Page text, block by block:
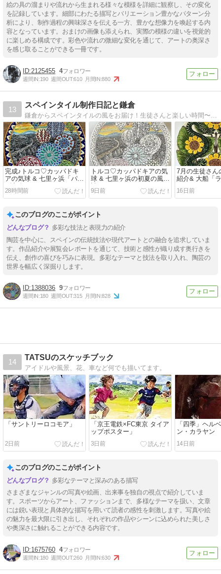
絵の具の溜まりや流れから生まれる様々な模様を詳細に観察し、その変化
を記録しています。細部にわたる描写とバリエーション豊かなパターン分
析により、制作過程の興味深さを伝える一方、豊かな想像力を喚起する内
容となっています。おまけの画像も添えられ、実際の模様の違いを視覚的
に楽しめる構成です。彩色や流れの微細な変化を通じて、アートの奥深さ
を感じ取ることができる一冊です。
2125455 4
週間IN:190 週間OUT:610 月間IN:880
13
スペインタイル制作日記と鎌倉
完成♪トルコ♡カッパドキ
アの気球 & 七里ヶ浜「パン
ダ商会」
28時間前
トルコ♡カッパドキアの気
球 & 七里ヶ浜の初夏の風物
9日前
7月の生徒さん
紹介& 大船「
16日前
このブログのここがポイント
多彩な技法と表現力の紹介
陶芸を中心に、スペインの伝統技法や現代アートとの融合を追求していま
す。作品紹介や展覧会レポートを通じて、技術と感性が織り成す奥行きを
伝え、創作の喜びを巧みに表現。多彩なテーマと技法を取り入れ、陶芸の
世界を幅広く深掘りします。
1388036 9
週間IN:180 週間OUT:315 月間IN:828
14
TATSUのスケッチブック
アイドルや風景、花、車など何でも描いてます。
「サントリーロコモア」
2日前
「京王電鉄×FC東京 タイア
ップポスター」
3日前
「四季」ヘル
ン・カラヤン
14日前
このブログのここがポイント
多彩なテーマと深みのある描写
さまざまなジャンルの写真や絵画、出来事を独自の視点で紹介していま
す。スポーツからアート、ファッションまで、多様なテーマを扱い、文章
には鋭い表現と具体的な描写を用いて読者の感性を刺激します。写真や絵
の魅力を最大限に引き出し、それぞれの作品やシーンに込められた美しさ
や奥深さに触れることができる内容です。
1675760 4
週間IN:180 週間OUT:260 月間IN:630